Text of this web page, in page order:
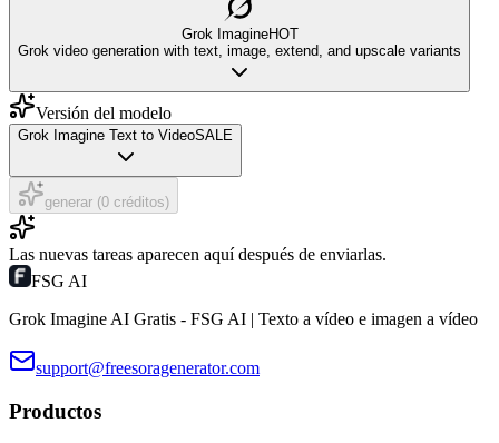
Grok ImagineHOT
Grok video generation with text, image, extend, and upscale variants
Versión del modelo
Grok Imagine Text to VideoSALE
generar (0 créditos)
Las nuevas tareas aparecen aquí después de enviarlas.
FSG AI
Grok Imagine AI Gratis - FSG AI | Texto a vídeo e imagen a vídeo
support@freesoragenerator.com
Productos